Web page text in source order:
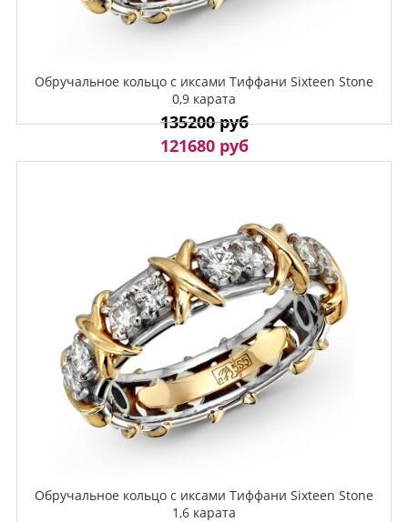
Обручальное кольцо с иксами Тиффани Sixteen Stone
0,9 карата
135200 руб
121680 руб
Обручальное кольцо с иксами Тиффани Sixteen Stone
1,6 карата